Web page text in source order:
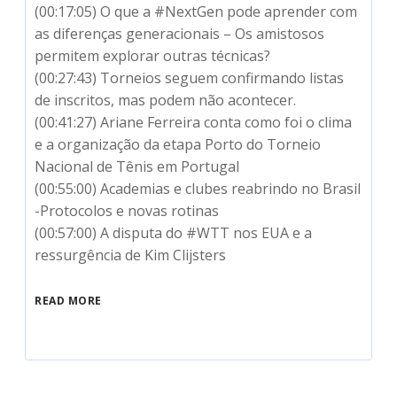
(00:17:05) O que a #NextGen pode aprender com
as diferenças generacionais – Os amistosos
permitem explorar outras técnicas?
(00:27:43) Torneios seguem confirmando listas
de inscritos, mas podem não acontecer.
(00:41:27) Ariane Ferreira conta como foi o clima
e a organização da etapa Porto do Torneio
Nacional de Tênis em Portugal
(00:55:00) Academias e clubes reabrindo no Brasil
-Protocolos e novas rotinas
(00:57:00) A disputa do #WTT nos EUA e a
ressurgência de Kim Clijsters
READ MORE